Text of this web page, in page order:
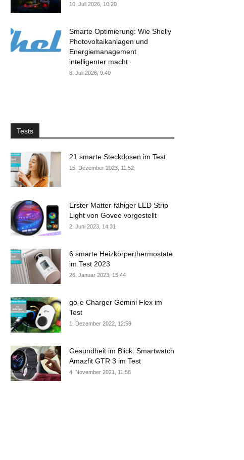
10. Juli 2026, 10:20
Smarte Optimierung: Wie Shelly
Photovoltaikanlagen und
Energiemanagement
intelligenter macht
8. Juli 2026, 9:40
Tests
21 smarte Steckdosen im Test
15. Dezember 2023, 11:52
Erster Matter-fähiger LED Strip
Light von Govee vorgestellt
2. Juni 2023, 14:31
6 smarte Heizkörperthermostate
im Test 2023
26. Januar 2023, 15:44
go-e Charger Gemini Flex im
Test
1. Dezember 2022, 12:59
Gesundheit im Blick: Smartwatch
Amazfit GTR 3 im Test
4. November 2021, 11:58